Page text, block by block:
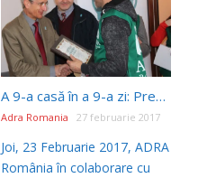
A 9-a casă în a 9-a zi: Președintele Bisericii Adventiste la nivel european inaugurează a 259-a casă construită de ADRA România
Adra Romania 27 februarie 2017
Joi, 23 Februarie 2017, ADRA
România în colaborare cu